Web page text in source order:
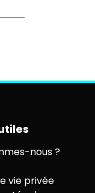
nous ?
vie privée